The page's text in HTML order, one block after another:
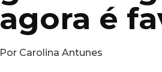
agora é
Por Carolina Antunes